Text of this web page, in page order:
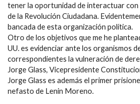
tener la oportunidad de interactuar con
de la Revolución Ciudadana.
bancada de esta organización política.
Otro de los objetivos que me he
UU. es evidenciar ante los organismos
correspondientes la vulneración de
Jorge Glass, Vicepresidente
Jorge Glass es además el primer
nefasto de Lenin Moreno.